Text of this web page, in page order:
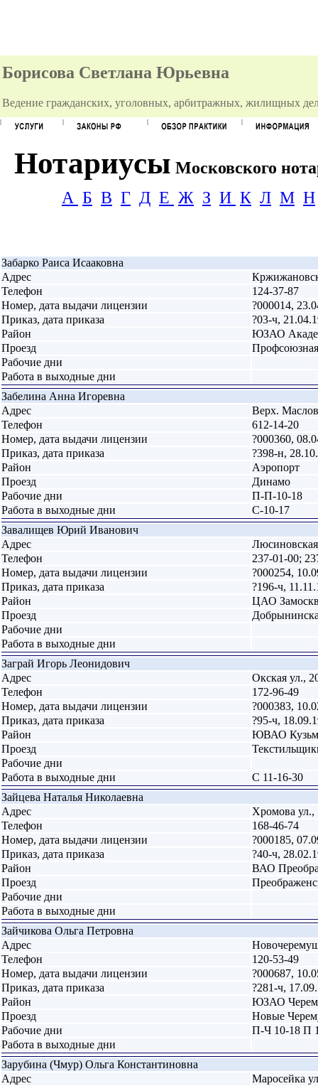
Борисова Светлана Юрьевна
Ведение гражданских, уголовных, арбитражных, жилищных
Нотариусы Московского
А Б В Г Д Е Ж З И К Л М Н
Забарко Раиса Исааковна
Адрес
Телефон
124-37-87
Номер, дата выдачи лицензии
?000014,
Приказ, дата приказа
?03-ч,
Район
ЮЗАО
Проезд
Профсоюзная
Рабочие дни
Работа в выходные дни
Забелина Анна Игоревна
Адрес
Верх.
Телефон
612-14-20
Номер, дата выдачи лицензии
?000360,
Приказ, дата приказа
?398-н,
Район
Аэропорт
Проезд
Динамо
Рабочие дни
П-П-10-18
Работа в выходные дни
С-10-17
Завалищев Юрий Иванович
Адрес
Телефон
237-01-00;
Номер, дата выдачи лицензии
?000254,
Приказ, дата приказа
?196-ч,
Район
ЦАО
Проезд
Рабочие дни
Работа в выходные дни
Заграй Игорь Леонидович
Адрес
Окская ул.,
Телефон
172-96-49
Номер, дата выдачи лицензии
?000383,
Приказ, дата приказа
?95-ч,
Район
ЮВАО
Проезд
Рабочие дни
Работа в выходные дни
С 11-16-30
Зайцева Наталья Николаевна
Адрес
Хромова ул.,
Телефон
168-46-74
Номер, дата выдачи лицензии
?000185,
Приказ, дата приказа
?40-ч,
Район
ВАО
Проезд
Рабочие дни
Работа в выходные дни
Зайчикова Ольга Петровна
Адрес
Телефон
120-53-49
Номер, дата выдачи лицензии
?000687,
Приказ, дата приказа
?281-ч,
Район
ЮЗАО
Проезд
Новые
Рабочие дни
П-Ч 10-18 П
Работа в выходные дни
Зарубина (Чмур) Ольга Константиновна
Адрес
Маросейка